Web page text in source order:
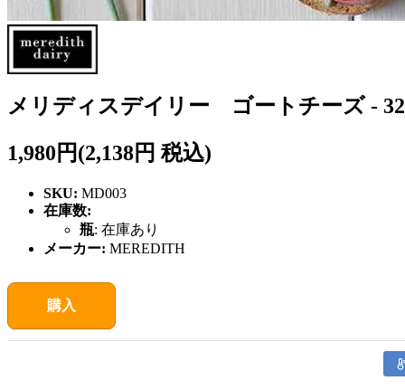
メリディスデイリー ゴートチーズ -
1,980円(2,138円 税込)
SKU: MD003
在庫数:
瓶: 在庫あり
メーカー: MEREDITH
購入